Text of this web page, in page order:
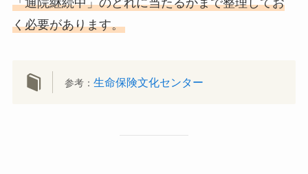
「通院継続中」のどれに当たるかまで整理してお
く必要があります。
参考：生命保険文化センター